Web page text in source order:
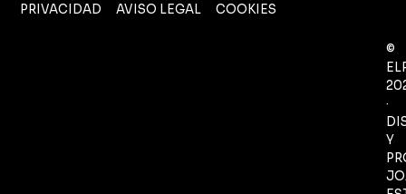
PRIVACIDAD AVISO LEGAL COOKIES
©
·
Y